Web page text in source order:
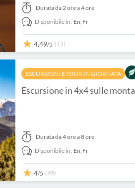
Duratada 2 ore a 4 ore
Disponibile in: En, Fr
4,49/5 (11)
ESCURSIONI E TOUR IN GIORNATA
Escursione in 4x4 sulle
Duratada 4 ore a 8 ore
Disponibile in: En, Fr
4/5 (45)